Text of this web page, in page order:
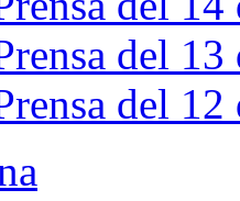
del
del